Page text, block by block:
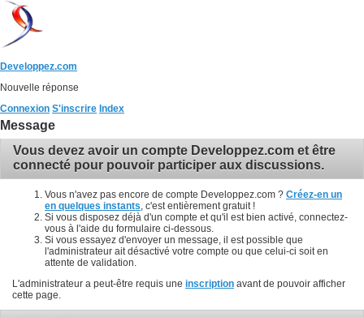
Developpez.com
Nouvelle réponse
Connexion S'inscrire Index
Message
Vous devez avoir un compte Developpez.com et être
connecté pour pouvoir participer aux discussions.
Vous n'avez pas encore de compte Developpez.com ? Créez-en un
en quelques instants , c'est entièrement gratuit !
Si vous disposez déjà d'un compte et qu'il est bien activé, connectez-
vous à l'aide du formulaire ci-dessous.
Si vous essayez d'envoyer un message, il est possible que
l'administrateur ait désactivé votre compte ou que celui-ci soit en
attente de validation.
L'administrateur a peut-être requis une inscription avant de pouvoir afficher
cette page.